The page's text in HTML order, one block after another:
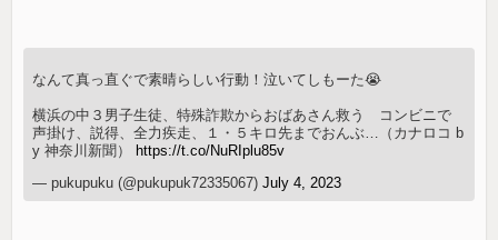
なんて真っ直ぐで素晴らしい行動！泣いてしもーた😭
横浜の中３男子生徒、特殊詐欺からおばあさん救う コンビニで
声掛け、説得、全力疾走、１・５キロ先までおんぶ…（カナロコ b
y 神奈川新聞）
https://t.co/NuRIplu85v
— pukupuku (@pukupuk72335067)July 4, 2023